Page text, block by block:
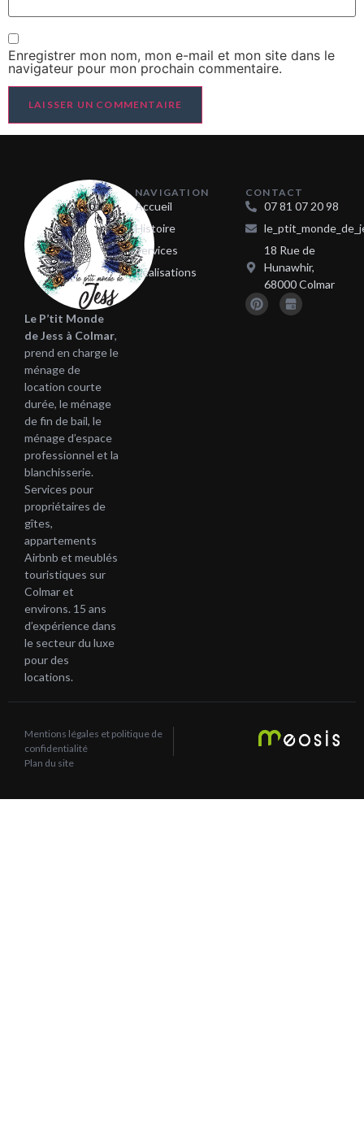
Enregistrer mon nom, mon e-mail et mon site dans le
navigateur pour mon prochain commentaire.
Le P’tit Monde
de Jess à Colmar,
prend en charge le
ménage de
location courte
durée, le ménage
de fin de bail, le
ménage d’espace
professionnel et la
blanchisserie.
Services pour
propriétaires de
gîtes,
appartements
Airbnb et meublés
touristiques sur
Colmar et
environs. 15 ans
d’expérience dans
le secteur du luxe
pour des
locations.
NAVIGATION
Accueil
Histoire
Services
Réalisations
CONTACT
07 81 07 20 98
18 Rue de
Hunawhir,
68000 Colmar
Mentions légales et politique de
confidentialité
Plan du site